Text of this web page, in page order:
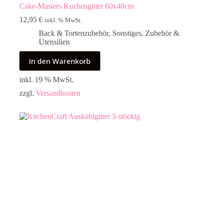
Cake-Masters Kuchengitter 60x40cm
12,95 € inkl. % MwSt.
Back & Tortenzubehör, Sonstiges, Zubehör &
Utensilien
In den Warenkorb
inkl. 19 % MwSt.
zzgl. Versandkosten